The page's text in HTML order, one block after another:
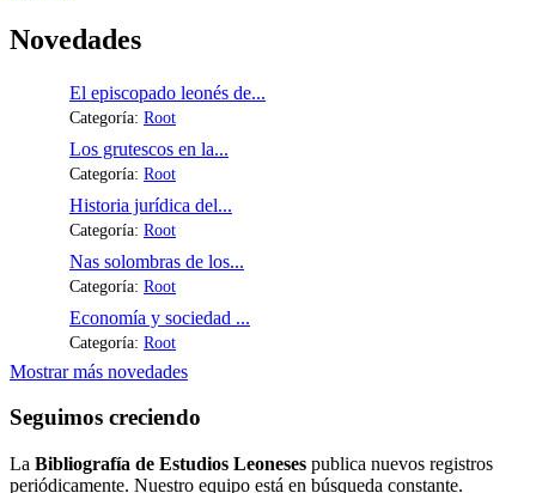
Novedades
El episcopado leonés de...
Categoría: Root
Los grutescos en la...
Categoría: Root
Historia jurídica del...
Categoría: Root
Nas solombras de los...
Categoría: Root
Economía y sociedad ...
Categoría: Root
Mostrar más novedades
Seguimos creciendo
La Bibliografía de Estudios Leoneses publica nuevos registros
periódicamente. Nuestro equipo está en búsqueda constante.